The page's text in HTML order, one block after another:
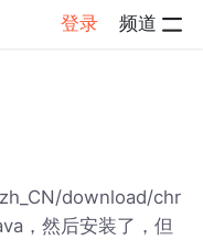
登录 频道
download/chr
，然后安装了，但